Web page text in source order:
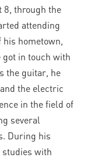
8, through the
attending
hometown,
got in touch with
the guitar, he
the electric
in the field of
several
During his
with